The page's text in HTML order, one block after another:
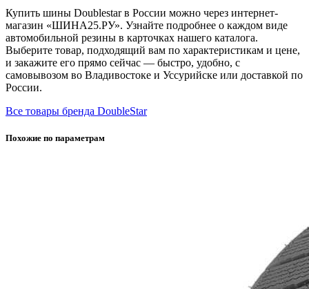
Купить шины Doublestar в России можно через интернет-
магазин «ШИНА25.РУ». Узнайте подробнее о каждом виде
автомобильной резины в карточках нашего каталога.
Выберите товар, подходящий вам по характеристикам и цене,
и закажите его прямо сейчас — быстро, удобно, с
самовывозом во Владивостоке и Уссурийске или доставкой по
России.
Все товары бренда DoubleStar
Похожие по параметрам